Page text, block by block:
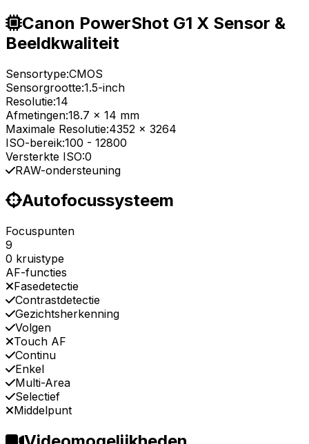
Canon PowerShot G1 X Sensor &
Beeldkwaliteit
Sensortype:CMOS
Sensorgrootte:1.5-inch
Resolutie:14
Afmetingen:18.7 x 14 mm
Maximale Resolutie:4352 x 3264
ISO-bereik:100 - 12800
Versterkte ISO:0
RAW-ondersteuning
Autofocussysteem
Focuspunten
9
0 kruistype
AF-functies
Fasedetectie
Contrastdetectie
Gezichtsherkenning
Volgen
Touch AF
Continu
Enkel
Multi-Area
Selectief
Middelpunt